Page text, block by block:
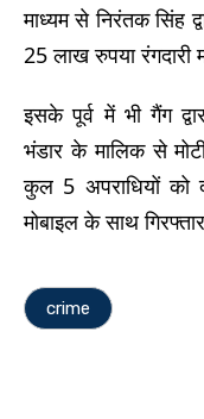
माध्यम से निरंतक सिंह
25 लाख रुपया रंगदारी
इसके पूर्व में भी गैंग
भंडार के मालिक से
कुल 5 अपराधियों को
मोबाइल के साथ
crime